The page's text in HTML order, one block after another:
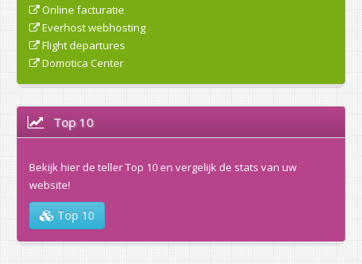
Online facturatie
Everhost webhosting
Flight departures
Domotica Center
Top 10
Bekijk hier de teller Top 10 en vergelijk de stats van uw
website!
Top 10